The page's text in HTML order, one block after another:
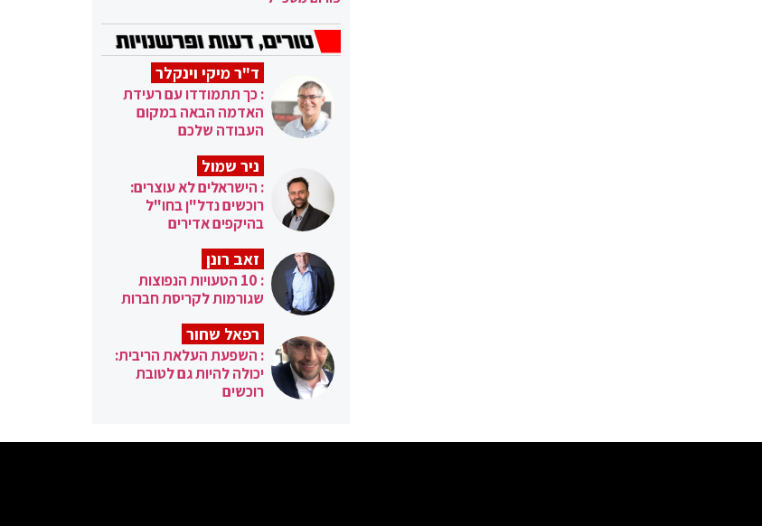
ד"ר מיקי וינקלר
: כך תתמודדו עם רעידת
האדמה הבאה במקום
העבודה שלכם
ניר שמול
: הישראלים לא עוצרים:
רוכשים נדל"ן בחו"ל
בהיקפים אדירים
זאב רונן
: 10 הטעויות הנפוצות
שגורמות לקריסת חברות
רפאל שחור
: השפעת העלאת הריבית:
יכולה להיות גם לטובת
רוכשים